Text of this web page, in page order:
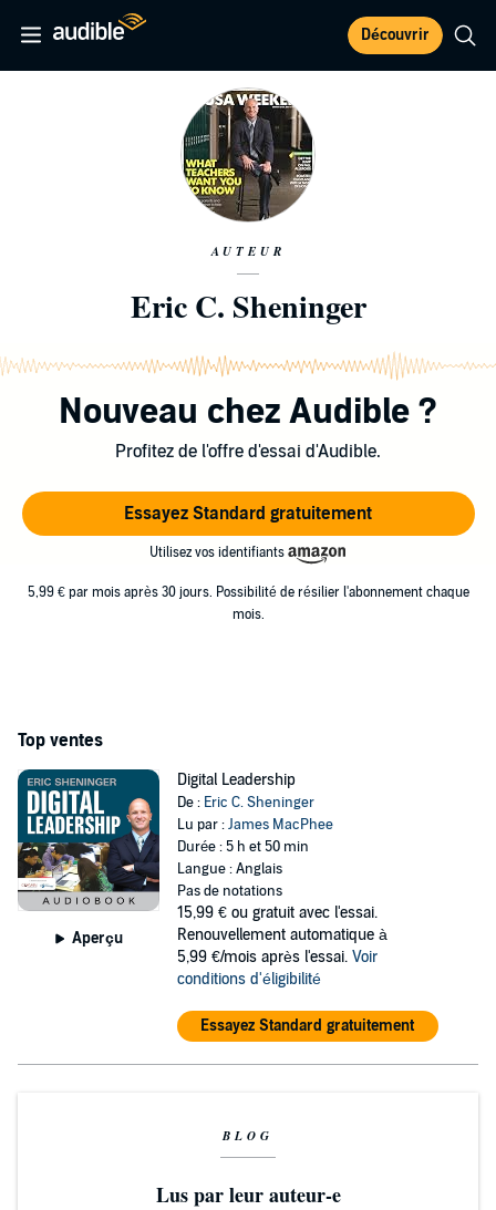
Découvrir
AUTEUR
Eric C. Sheninger
Nouveau chez Audible ?
Profitez de l'offre d'essai d'Audible.
Essayez Standard gratuitement
Utilisez vos identifiants
5,99 € par mois après 30 jours. Possibilité de résilier l'abonnement chaque
mois.
Top ventes
Aperçu
Digital Leadership
De : Eric C. Sheninger
Lu par :James MacPhee
Durée : 5 h et 50 min
Langue : Anglais
Pas de notations
15,99 € ou gratuit avec l'essai.
Renouvellement automatique à
5,99 €/mois après l'essai. Voir
conditions d'éligibilité
Essayez Standard gratuitement
BLOG
Lus par leur auteur-e